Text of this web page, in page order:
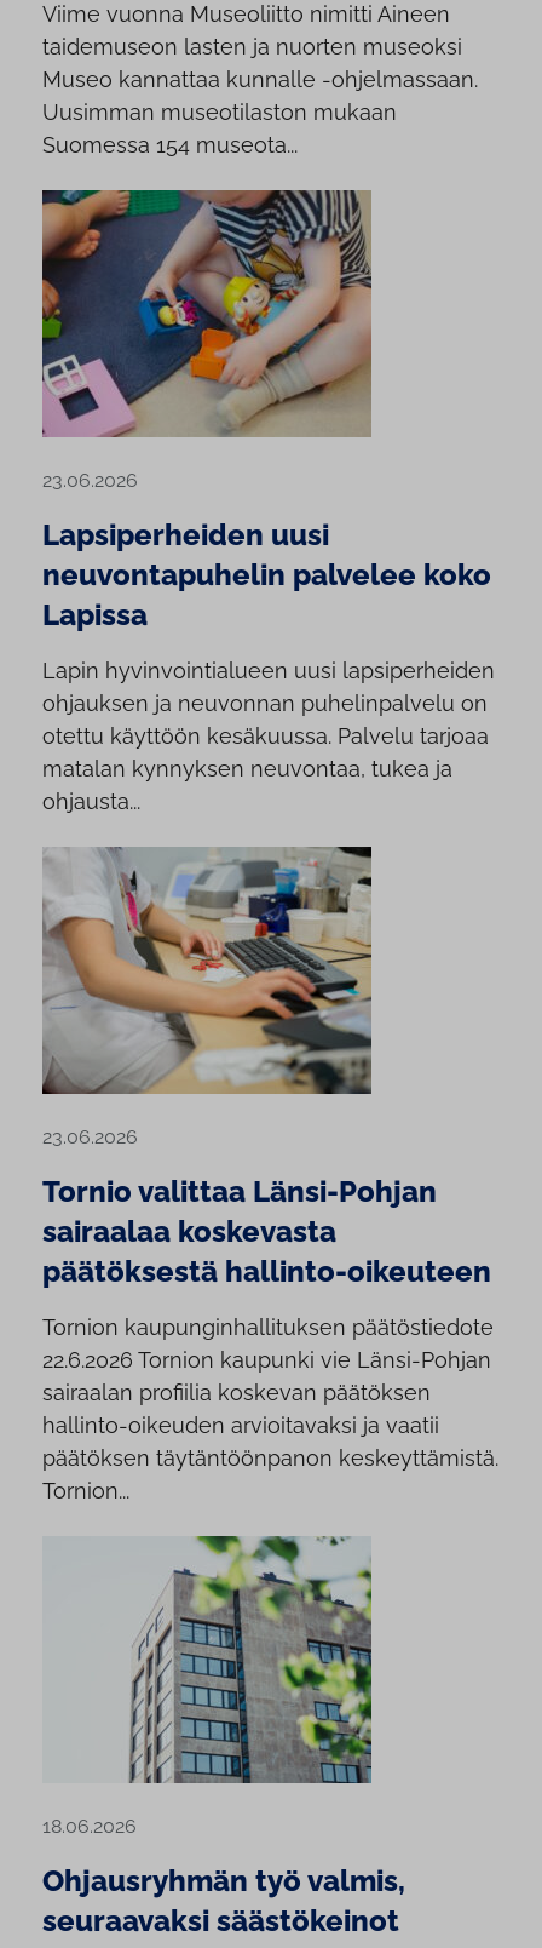
Viime vuonna Museoliitto nimitti Aineen
taidemuseon lasten ja nuorten museoksi
Museo kannattaa kunnalle -ohjelmassaan.
Uusimman museotilaston mukaan
Suomessa 154 museota...
23.06.2026
Lapsiperheiden uusi
neuvontapuhelin palvelee koko
Lapissa
Lapin hyvinvointialueen uusi lapsiperheiden
ohjauksen ja neuvonnan puhelinpalvelu on
otettu käyttöön kesäkuussa. Palvelu tarjoaa
matalan kynnyksen neuvontaa, tukea ja
ohjausta...
23.06.2026
Tornio valittaa Länsi-Pohjan
sairaalaa koskevasta
päätöksestä hallinto-oikeuteen
Tornion kaupunginhallituksen päätöstiedote
22.6.2026 Tornion kaupunki vie Länsi-Pohjan
sairaalan profiilia koskevan päätöksen
hallinto-oikeuden arvioitavaksi ja vaatii
päätöksen täytäntöönpanon keskeyttämistä.
Tornion...
18.06.2026
Ohjausryhmän työ valmis,
seuraavaksi säästökeinot